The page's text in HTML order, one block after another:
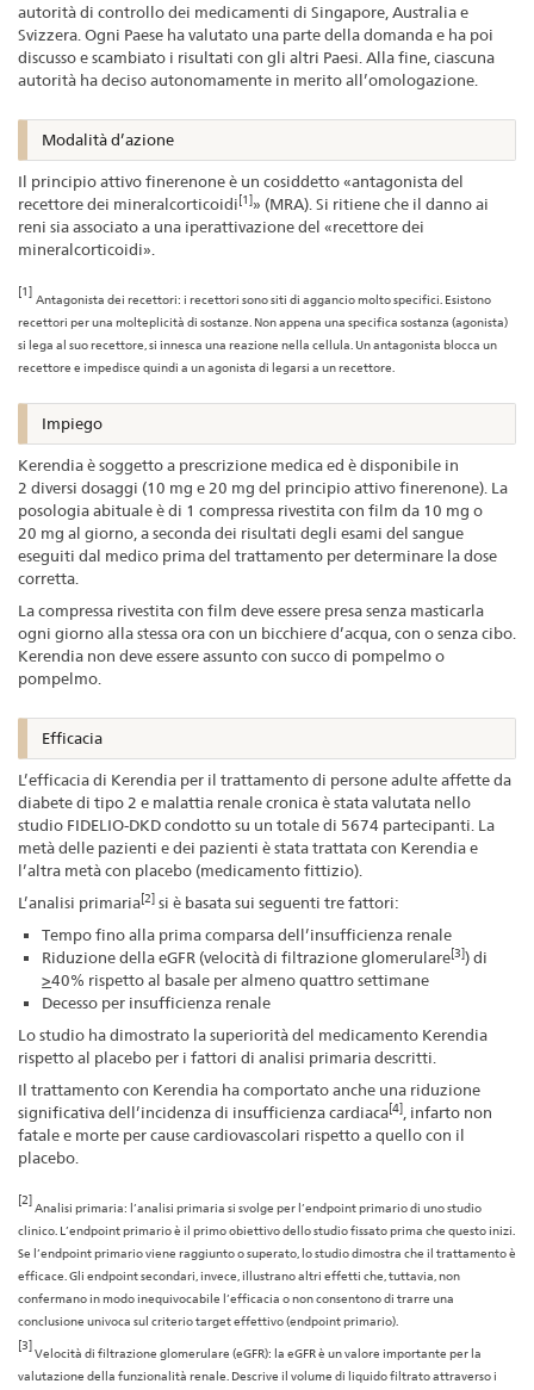
autorità di controllo dei medicamenti di Singapore, Australia e
Svizzera. Ogni Paese ha valutato una parte della domanda e ha poi
discusso e scambiato i risultati con gli altri Paesi. Alla fine, ciascuna
autorità ha deciso autonomamente in merito all’omologazione.
Modalità d’azione
Il principio attivo finerenone è un cosiddetto «antagonista del
recettore dei mineralcorticoidi[1]» (MRA). Si ritiene che il danno ai
reni sia associato a una iperattivazione del «recettore dei
mineralcorticoidi».
[1]
Antagonista dei recettori: i recettori sono siti di aggancio molto specifici. Esistono
recettori per una molteplicità di sostanze. Non appena una specifica sostanza (agonista)
si lega al suo recettore, si innesca una reazione nella cellula. Un antagonista blocca un
recettore e impedisce quindi a un agonista di legarsi a un recettore.
Impiego
Kerendia è soggetto a prescrizione medica ed è disponibile in
2 diversi dosaggi (10 mg e 20 mg del principio attivo finerenone). La
posologia abituale è di 1 compressa rivestita con film da 10 mg o
20 mg al giorno, a seconda dei risultati degli esami del sangue
eseguiti dal medico prima del trattamento per determinare la dose
corretta.
La compressa rivestita con film deve essere presa senza masticarla
ogni giorno alla stessa ora con un bicchiere d’acqua, con o senza cibo.
Kerendia non deve essere assunto con succo di pompelmo o
pompelmo.
Efficacia
L’efficacia di Kerendia per il trattamento di persone adulte affette da
diabete di tipo 2 e malattia renale cronica è stata valutata nello
studio FIDELIO-DKD condotto su un totale di 5674 partecipanti. La
metà delle pazienti e dei pazienti è stata trattata con Kerendia e
l’altra metà con placebo (medicamento fittizio).
L’analisi primaria[2] si è basata sui seguenti tre fattori:
Tempo fino alla prima comparsa dell’insufficienza renale
Riduzione della eGFR (velocità di filtrazione glomerulare[3]) di
>40% rispetto al basale per almeno quattro settimane
Decesso per insufficienza renale
Lo studio ha dimostrato la superiorità del medicamento Kerendia
rispetto al placebo per i fattori di analisi primaria descritti.
Il trattamento con Kerendia ha comportato anche una riduzione
significativa dell’incidenza di insufficienza cardiaca[4], infarto non
fatale e morte per cause cardiovascolari rispetto a quello con il
placebo.
[2]
Analisi primaria: l’analisi primaria si svolge per l’endpoint primario di uno studio
clinico. L’endpoint primario è il primo obiettivo dello studio fissato prima che questo inizi.
Se l’endpoint primario viene raggiunto o superato, lo studio dimostra che il trattamento è
efficace. Gli endpoint secondari, invece, illustrano altri effetti che, tuttavia, non
confermano in modo inequivocabile l’efficacia o non consentono di trarre una
conclusione univoca sul criterio target effettivo (endpoint primario).
[3]
Velocità di filtrazione glomerulare (eGFR): la eGFR è un valore importante per la
valutazione della funzionalità renale. Descrive il volume di liquido filtrato attraverso i